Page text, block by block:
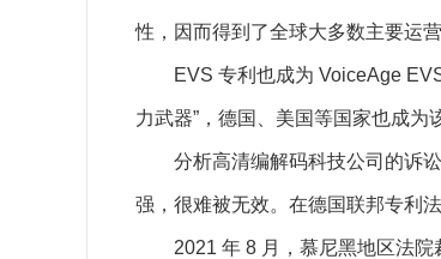
性，因而得到了全球大多数主要运
EVS 专利也成为 VoiceAge EVS
力武器”，德国、美国等国家也成为
分析高清编解码科技公司的诉讼
强，很难被无效。在德国联邦专利
2021 年 8 月，慕尼黑地区法院